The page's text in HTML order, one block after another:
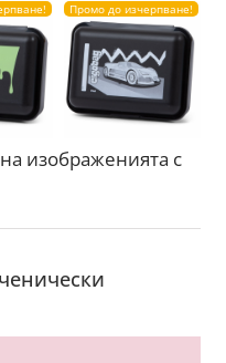
Промо до изчерпване!
изображенията с